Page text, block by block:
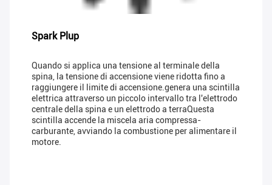
Spark Plup
Quando si applica una tensione al terminale della
spina, la tensione di accensione viene ridotta fino a
raggiungere il limite di accensione.genera una scintilla
elettrica attraverso un piccolo intervallo tra l'elettrodo
centrale della spina e un elettrodo a terraQuesta
scintilla accende la miscela aria compressa-
carburante, avviando la combustione per alimentare il
motore.